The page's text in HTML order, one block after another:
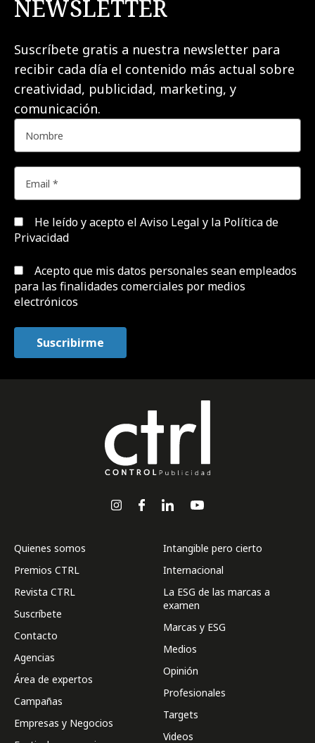
NEWSLETTER
Suscríbete gratis a nuestra newsletter para
recibir cada día el contenido más actual sobre
creatividad, publicidad, marketing, y
comunicación.
He leído y acepto el Aviso Legal y la Política de
Privacidad
Acepto que mis datos personales sean empleados
para las finalidades comerciales por medios
electrónicos
Quienes somos
Premios CTRL
Revista CTRL
Suscríbete
Contacto
Agencias
Área de expertos
Campañas
Empresas y Negocios
Intangible pero cierto
Internacional
La ESG de las marcas a
examen
Marcas y ESG
Medios
Opinión
Profesionales
Targets
Videos